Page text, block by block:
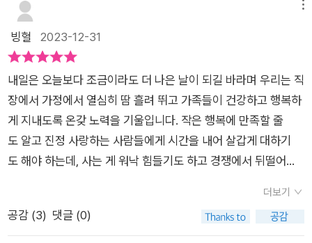
느낄 때 몸에서 신호가 오는 것을 경험하며, 그에 대한 대처법을
찾는다. 불안과 걱정을 덜어내면 삶을 가볍게 살 수 있다. 인생의
여정에서 중요한 것은 끊임없이 나아가는 것이다. 급할 필요 없이
조금은 느리지만 자신에게 알맞은 속도로 나아간다면 목표에 도
달하는 것이다. 조금만 바꿔도 인생이 가벼워진다. 작은 습관의
변화가 큰 효과를 가져올 수 있다.출판사에서 도서 협찬을 받았습
니다. 하지만 개인의 주관적인 견해로 작성하였습니다.
마찬가지다. 잘 하려고 하다 보면 오히려 실패하는 경우도 많았
다. ​​이 책은 '산책하듯 가볍게'라는 제목에 이끌려서 읽어보기로
했다. ​​부담 없이 가벼운 마음으로 산책하듯이 슬슬 읽어나가다가
다. ​​과연 어떤 글을 만나게 될지, 산책하는 마음으로 이 책 《산책
하듯 가볍게》를 펼쳐보게 되었다.​​​정우성.2006년 <경향신문>
기자로 입사해 <레이디경향>에서 근무했다. 이후 <GQ>로 이
직해 8년 동안 6권의 잡지를 만들었고 <에스콰이어>에서 19권
의 잡지를 더 만들었다.지은 책으로는 《내가 아는 모든 계절은 당
신이 알려주었다》, 《단정한 실패》가 있다.현재는 유튜브 라이프
스타일 매거진 <더파크> 대표로 지내며 여전히 읽고 쓰는 삶을
빙혈 2023-12-31
내일은 오늘보다 조금이라도 더 나은 날이 되길 바라며 우리는 직
장에서 가정에서 열심히 땀 흘려 뛰고 가족들이 건강하고 행복하
게 지내도록 온갖 노력을 기울입니다. 작은 행복에 만족할 줄
도 알고 진정 사랑하는 사람들에게 시간을 내어 살갑게 대하기
도 해야 하는데, 사는 게 워낙 힘들기도 하고 경쟁에서 뒤떨어지
닌지 불안감이 엄습하기도 합니다. 나는 아직 그(그녀)에 대
한 감정이 남았습니다. 가능하면 그 좋았던 시절로 돌아가서 같
더보기
공감 (3) 댓글 (0)